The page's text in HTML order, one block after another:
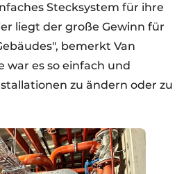
Stecksystem für ihre
liegt der große Gewinn für
bemerkt Van
war es so einfach und
zu ändern oder zu